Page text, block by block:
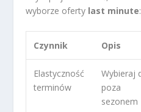
wyborze oferty last minute:
Czynnik Opis
Elastyczność
terminów
Wybieraj
poza
sezonem